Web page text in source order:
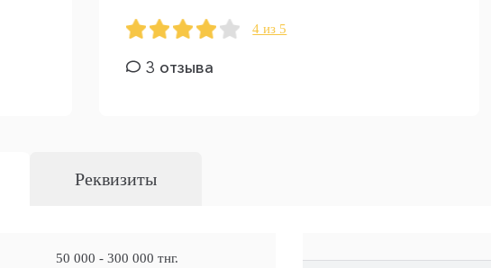
4 из 5
3 отзыва
Реквизиты
50 000 - 300 000 тнг.